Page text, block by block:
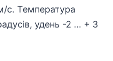
с. Температура
удень -2 … + 3